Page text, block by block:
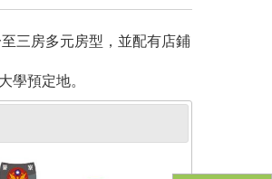
三房多元房型，並配有店鋪
學預定地。